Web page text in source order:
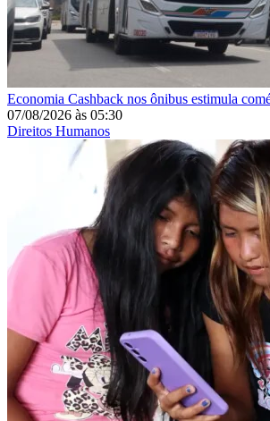
Economia Cashback nos ônibus estimula
07/08/2026 às 05:30
Direitos Humanos